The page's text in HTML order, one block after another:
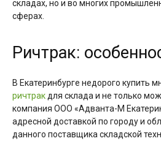
складах, но и во многих
сферах.
Ричтрак:
В Екатеринбурге недорого купить
ричтрак для склада и не только
компания ООО «Адванта-М
адресной доставкой по городу и
данного поставщика складской